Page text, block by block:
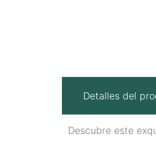
Detalles del
Descubre este